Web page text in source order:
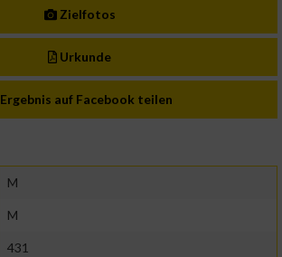
Zielfotos
Urkunde
Ergebnis auf Facebook teilen
M
M
431